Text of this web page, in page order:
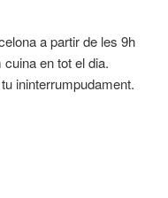
a partir de les 9h
en tot el dia.
ininterrumpudament.